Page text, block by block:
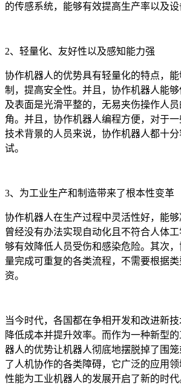
的传感系统，能够有效提高生产率以及设
2、轻量化、友好性以及感知能力强
协作机器人的优势具有轻量化的特点，
制，提高安全性。并且，协作机器人能
及表面是光滑平整的，无易夹伤操作人
角。并且，协作机器人编程方便，对于
技术背景的人员来说，协作机器人都十
试。
3、为工业生产和制造带来了根本性变革
协作机器人在生产过程中灵活性好，能
曾经没有办法实现自动化且不符合人体
够有效降低人员受伤和感染危险。其次
量完成可重复的各类流程，不需要根据
资。
当今时代，各国都在争相开发和改进新技
降低成本并提升效率。而作为一种新型
器人的优势让机器人彻底地摆脱掉了围
了人机协作的各类障碍，它广泛的应用
性能为工业机器人的发展开启了新的时代